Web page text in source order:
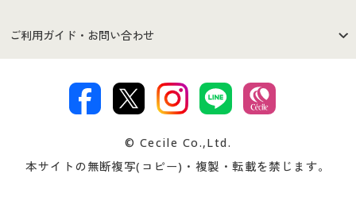
セシールご利用規約
著作権・商標について 会社案内
商品カテゴリ
プレゼント＆キャンペーン サイトマップ
ご利用ガイド・お問い合わせ
交換・返品は お支払は
ついて
忘れの場合
© Cecile Co.,Ltd.
本サイトの無断複写(コピー)・複製・転載を禁じます。